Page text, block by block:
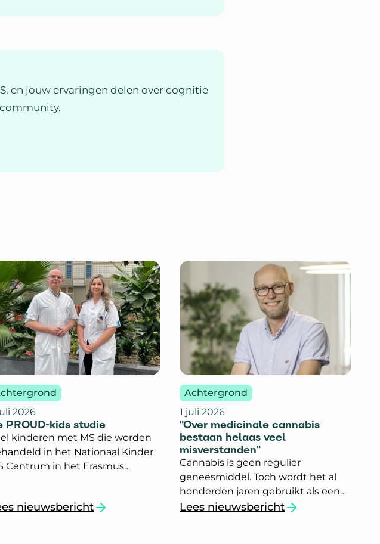
en jouw ervaringen delen over cognitie
2026
PROUD-kids studie
kinderen met MS die worden
in het Nationaal Kinder
Centrum in het Erasmus
houdt dit onderzoek in? En
nieuwsbericht
PROUD-kids studie`
Achtergrond
1 juli 2026
"Over medicinale cannabis
bestaan helaas veel
misverstanden"
Cannabis is geen regulier
geneesmiddel. Toch wordt het al
honderden jaren gebruikt als een
geneeskrachtig kruid. Een groep
Lees nieuwsbericht
`"Over medicinale cannabis